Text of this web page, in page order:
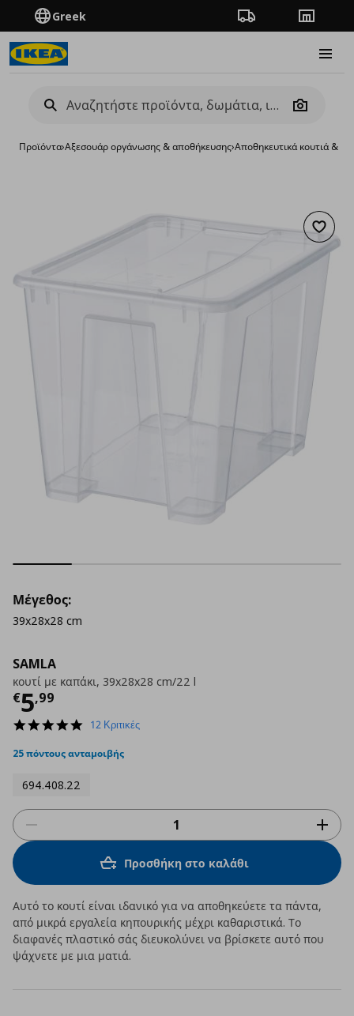
Greek Πορεία παραγγελίας
Camera
Προϊόντα›Aξεσουάρ οργάνωσης & αποθήκευσης›Αποθηκευτικά κουτιά &
SAMLA
κουτί με καπάκι, 39x28x28 cm/22 l
€5,99
Τρέχουσα τιμή
4.9
rating
12 Κριτικές
25 πόντους ανταμοιβής
694.408.22
Μέγεθος:
39x28x28 cm
Προσθήκη στο καλάθι
Αυτό το κουτί είναι ιδανικό για να αποθηκεύετε τα πάντα,
από μικρά εργαλεία κηπουρικής μέχρι καθαριστικά. Το
διαφανές πλαστικό σάς διευκολύνει να βρίσκετε αυτό που
ψάχνετε με μια ματιά.